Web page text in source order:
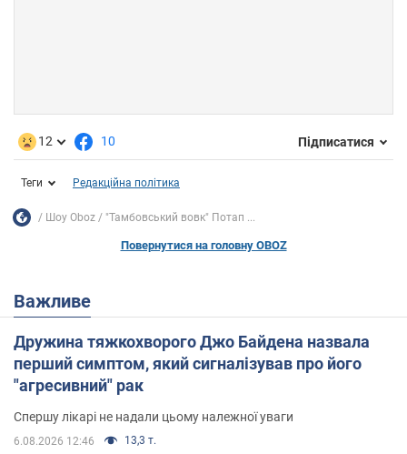
12 10 Підписатися
Теги Редакційна політика
Шоу Oboz "Тамбовський вовк" Потап ...
Повернутися на головну OBOZ
Важливе
Дружина тяжкохворого Джо Байдена назвала
перший симптом, який сигналізував про його
"агресивний" рак
Спершу лікарі не надали цьому належної уваги
6.08.2026 12:46 13,3 т.